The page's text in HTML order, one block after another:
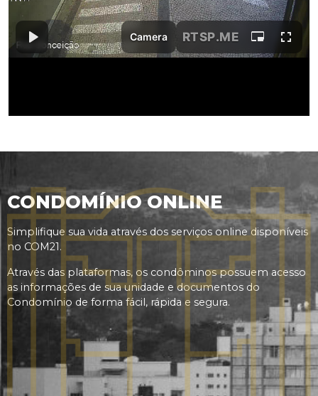
CONDOMÍNIO ONLINE
Simplifique sua vida através dos serviços online disponíveis
no COM21.
Através das plataformas, os condôminos possuem acesso
as informações de sua unidade e documentos do
Condomínio de forma fácil, rápida e segura.